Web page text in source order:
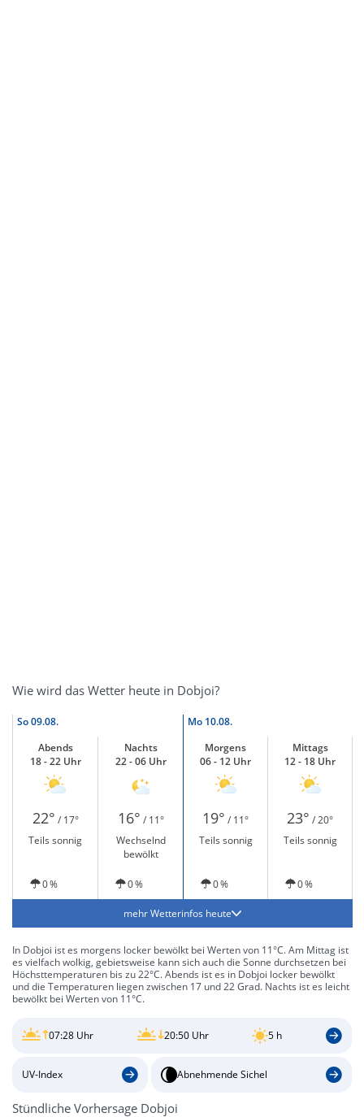
Wie wird das Wetter heute in Dobjoi?
So09.08. Mo 10.08.
Abends
18 - 22 Uhr
Nachts
22 - 06 Uhr
Morgens
06 - 12 Uhr
Mittags
12 - 18 Uhr
22° / 17° 16° / 11° 19° / 11° 23° / 20°
Teils sonnig
Wechselnd
bewölkt
Teils sonnig Teils sonnig
0 % 0 % 0 % 0 %
mehr Wetterinfos heute
In Dobjoi ist es morgens locker bewölkt bei Werten von 11°C. Am Mittag ist
es vielfach wolkig, gebietsweise kann sich auch die Sonne durchsetzen bei
Höchsttemperaturen bis zu 22°C. Abends ist es in Dobjoi locker bewölkt
und die Temperaturen liegen zwischen 17 und 22 Grad. Nachts ist es leicht
bewölkt bei Werten von 11°C.
07:28 Uhr 20:50 Uhr 5 h
UV-Index Abnehmende Sichel
Stündliche Vorhersage Dobjoi